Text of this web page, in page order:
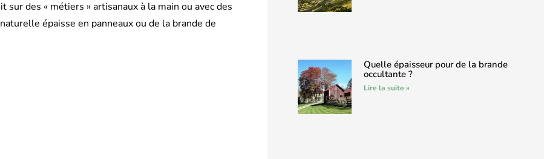
des « métiers » artisanaux à la main ou avec des
épaisse en panneaux ou de la brande de
Quelle épaisseur pour de la brande
occultante ?
Lire la suite »